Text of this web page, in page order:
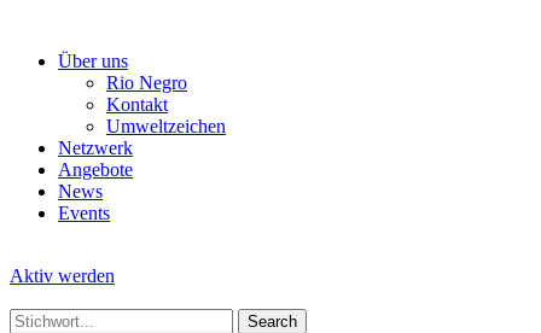
Über uns
Rio Negro
Kontakt
Umweltzeichen
Netzwerk
Angebote
News
Events
Aktiv werden